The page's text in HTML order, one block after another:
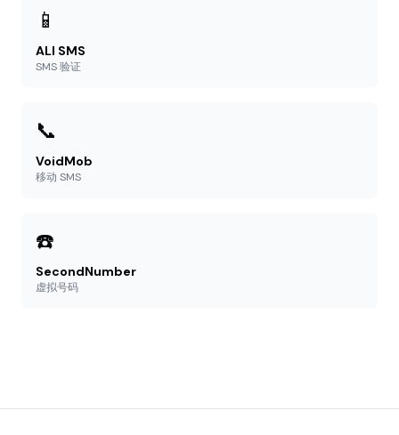
📱
ALI SMS
SMS 验证
📞
VoidMob
移动 SMS
☎️
SecondNumber
虚拟号码